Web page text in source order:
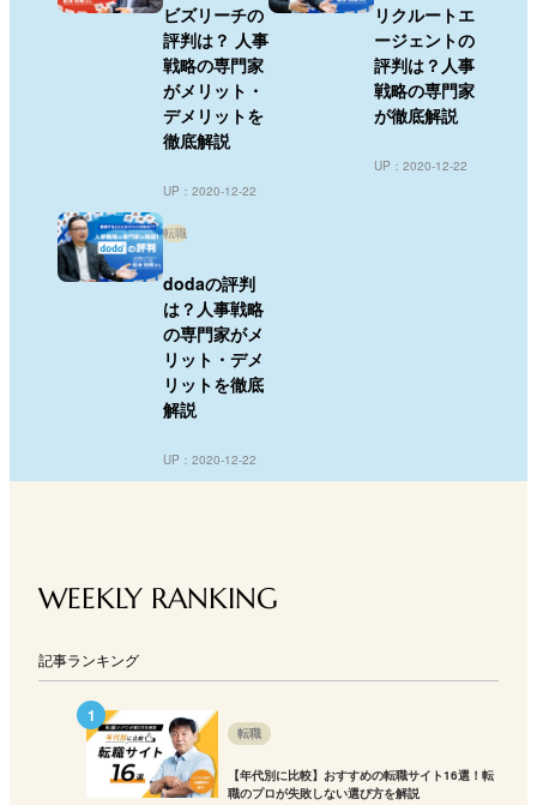
ビズリーチの
評判は？ 人事
戦略の専門家
がメリット・
デメリットを
徹底解説
UP：2020-12-22
リクルートエ
ージェントの
評判は？人事
戦略の専門家
が徹底解説
UP：2020-12-22
転職
dodaの評判
は？人事戦略
の専門家がメ
リット・デメ
リットを徹底
解説
UP：2020-12-22
WEEKLY RANKING
記事ランキング
転職
【年代別に比較】おすすめの転職サイト16選！転
職のプロが失敗しない選び方を解説